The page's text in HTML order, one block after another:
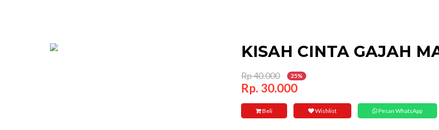
KISAH CINTA GAJAH
Rp 40.000 25%
Rp. 30.000
Beli Wishlist Pesan WhatsApp